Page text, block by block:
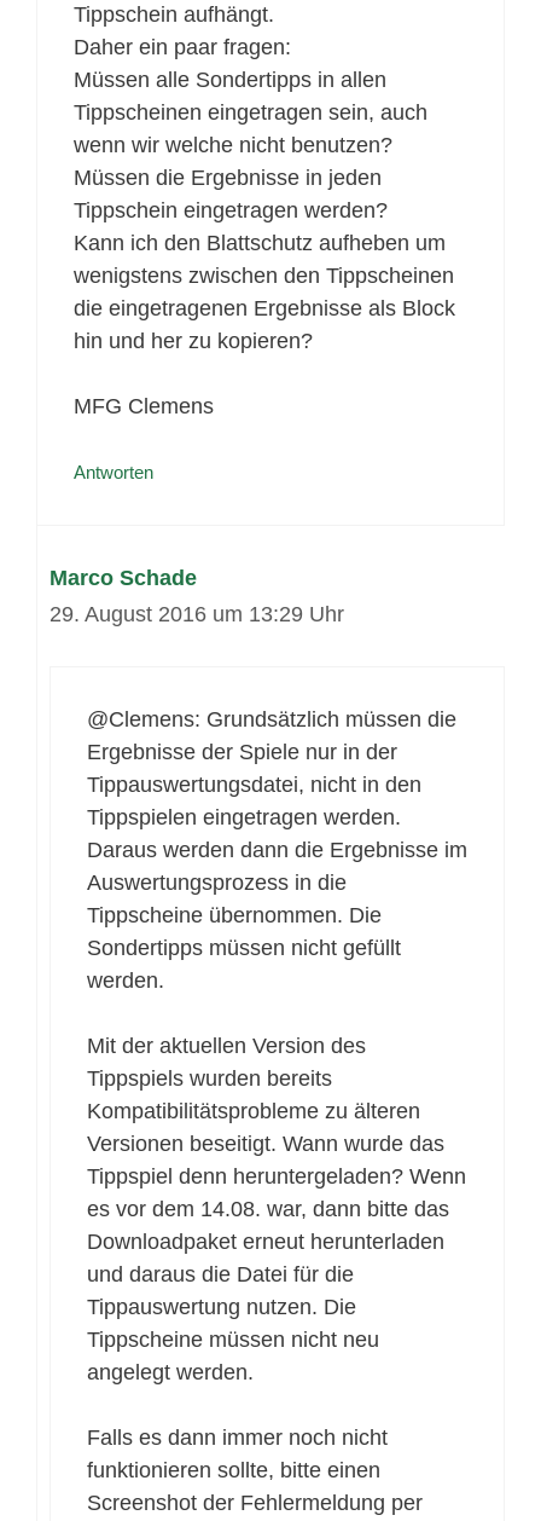
Tippschein aufhängt.
Daher ein paar fragen:
Müssen alle Sondertipps in allen
Tippscheinen eingetragen sein, auch
wenn wir welche nicht benutzen?
Müssen die Ergebnisse in jeden
Tippschein eingetragen werden?
Kann ich den Blattschutz aufheben um
wenigstens zwischen den Tippscheinen
die eingetragenen Ergebnisse als Block
hin und her zu kopieren?
MFG Clemens
Antworten
Marco Schade
29. August 2016 um 13:29 Uhr
@Clemens: Grundsätzlich müssen die
Ergebnisse der Spiele nur in der
Tippauswertungsdatei, nicht in den
Tippspielen eingetragen werden.
Daraus werden dann die Ergebnisse im
Auswertungsprozess in die
Tippscheine übernommen. Die
Sondertipps müssen nicht gefüllt
werden.
Mit der aktuellen Version des
Tippspiels wurden bereits
Kompatibilitätsprobleme zu älteren
Versionen beseitigt. Wann wurde das
Tippspiel denn heruntergeladen? Wenn
es vor dem 14.08. war, dann bitte das
Downloadpaket erneut herunterladen
und daraus die Datei für die
Tippauswertung nutzen. Die
Tippscheine müssen nicht neu
angelegt werden.
Falls es dann immer noch nicht
funktionieren sollte, bitte einen
Screenshot der Fehlermeldung per